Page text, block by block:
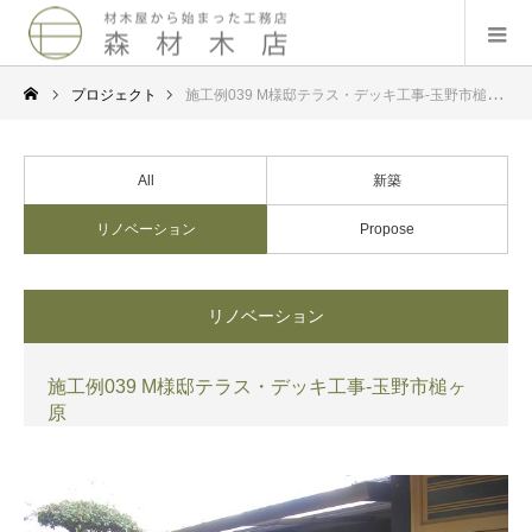
プロジェクト 施工例039 M様邸テラス・デッキ工事-玉野市槌ヶ原
All 新築
リノベーション Propose
リノベーション
施工例039 M様邸テラス・デッキ工事-玉野市槌ヶ
原